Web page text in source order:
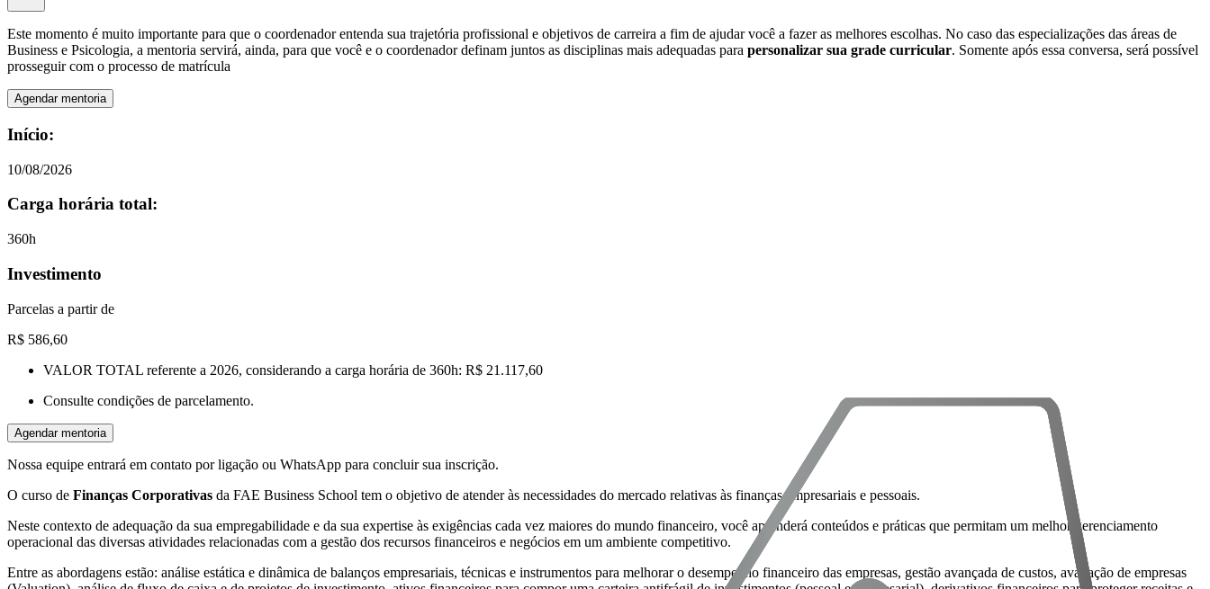
Este momento é muito importante para que o coordenador entenda sua trajetória profissional e objetivos de carreira a fim de ajudar você a fazer as melhores escolhas. No caso das especializações das áreas de
Business e Psicologia, a mentoria servirá, ainda, para que você e o coordenador definam juntos as disciplinas mais adequadas para personalizar sua grade curricular. Somente após essa conversa, será possível
prosseguir com o processo de matrícula
Agendar mentoria
Início:
10/08/2026
Carga horária total:
360h
Investimento
Parcelas a partir de
R$ 586,60
VALOR TOTAL referente a 2026, considerando a carga horária de 360h: R$ 21.117,60
Consulte condições de parcelamento.
Agendar mentoria
Nossa equipe entrará em contato por ligação ou WhatsApp para concluir sua inscrição.
O curso de Finanças Corporativas da FAE Business School tem o objetivo de atender às necessidades do mercado relativas às finanças empresariais e pessoais.
Neste contexto de adequação da sua empregabilidade e da sua expertise às exigências cada vez maiores do mundo financeiro, você aprenderá conteúdos e práticas que permitam um melhor gerenciamento
operacional das diversas atividades relacionadas com a gestão dos recursos financeiros e negócios em um ambiente competitivo.
Entre as abordagens estão: análise estática e dinâmica de balanços empresariais, técnicas e instrumentos para melhorar o desempenho financeiro das empresas, gestão avançada de custos, avaliação de empresas